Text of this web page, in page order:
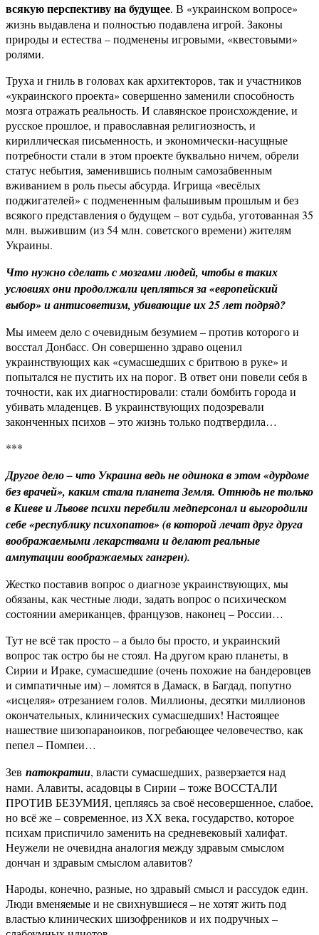
всякую перспективу на будущее. В «украинском вопросе»
жизнь выдавлена и полностью подавлена игрой. Законы
природы и естества – подменены игровыми, «квестовыми»
ролями.
Труха и гниль в головах как архитекторов, так и участников
«украинского проекта» совершенно заменили способность
мозга отражать реальность. И славянское происхождение, и
русское прошлое, и православная религиозность, и
кириллическая письменность, и экономически-насущные
потребности стали в этом проекте буквально ничем, обрели
статус небытия, заменившись полным самозабвенным
вживанием в роль пьесы абсурда. Игрища «весёлых
поджигателей» с подмененным фальшивым прошлым и без
всякого представления о будущем – вот судьба, уготованная 35
млн. выжившим (из 54 млн. советского времени) жителям
Украины.
Что нужно сделать с мозгами людей, чтобы в таких
условиях они продолжали цепляться за «европейский
выбор» и антисоветизм, убивающие их 25 лет подряд?
Мы имеем дело с очевидным безумием – против которого и
восстал Донбасс. Он совершенно здраво оценил
украинствующих как «сумасшедших с бритвою в руке» и
попытался не пустить их на порог. В ответ они повели себя в
точности, как их диагностировали: стали бомбить города и
убивать младенцев. В украинствующих подозревали
законченных психов – это жизнь только подтвердила…
***
Другое дело – что Украина ведь не одинока в этом «дурдоме
без врачей», каким стала планета Земля. Отнюдь не только
в Киеве и Львове психи перебили медперсонал и выгородили
себе «республику психопатов» (в которой лечат друг друга
воображаемыми лекарствами и делают реальные
ампутации воображаемых гангрен).
Жестко поставив вопрос о диагнозе украинствующих, мы
обязаны, как честные люди, задать вопрос о психическом
состоянии американцев, французов, наконец – России…
Тут не всё так просто – а было бы просто, и украинский
вопрос так остро бы не стоял. На другом краю планеты, в
Сирии и Ираке, сумасшедшие (очень похожие на бандеровцев
и симпатичные им) – ломятся в Дамаск, в Багдад, попутно
«исцеляя» отрезанием голов. Миллионы, десятки миллионов
окончательных, клинических сумасшедших! Настоящее
нашествие шизопараноиков, погребающее человечество, как
пепел – Помпеи…
Зев патократии, власти сумасшедших, разверзается над
нами. Алавиты, асадовцы в Сирии – тоже ВОССТАЛИ
ПРОТИВ БЕЗУМИЯ, цепляясь за своё несовершенное, слабое,
но всё же – современное, из ХХ века, государство, которое
психам приспичило заменить на средневековый халифат.
Неужели не очевидна аналогия между здравым смыслом
дончан и здравым смыслом алавитов?
Народы, конечно, разные, но здравый смысл и рассудок един.
Люди вменяемые и не свихнувшиеся – не хотят жить под
властью клинических шизофреников и их подручных –